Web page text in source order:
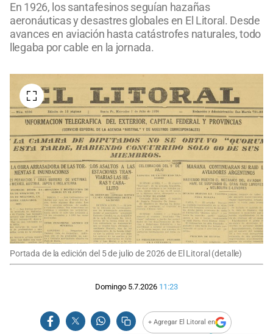
En 1926, los santafesinos seguían hazañas
aeronáuticas y desastres globales en El Litoral. Desde
avances en aviación hasta catástrofes naturales, todo
llegaba por cable en la jornada.
Portada de la edición del 5 de julio de 2026 de El Litoral (detalle)
Domingo 5.7.2026 11:23
+ Agregar El Litoral en